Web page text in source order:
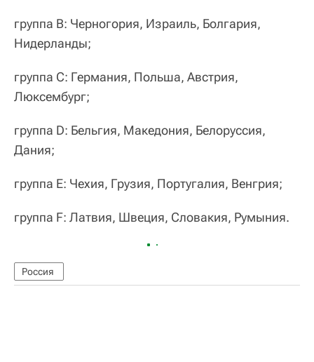
группа В: Черногория, Израиль, Болгария,
Нидерланды;
группа С: Германия, Польша, Австрия,
Люксембург;
группа D: Бельгия, Македония, Белоруссия,
Дания;
группа Е: Чехия, Грузия, Португалия, Венгрия;
группа F: Латвия, Швеция, Словакия, Румыния.
Россия